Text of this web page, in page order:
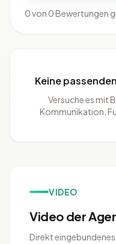
0 von 0 Bewertungen
Keine
Versuche es mit
Kommunikation,
VIDEO
Video der
Direkt